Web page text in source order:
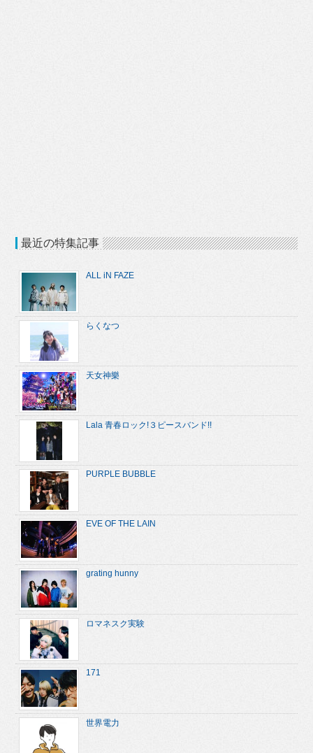
最近の特集記事
ALL iN FAZE
らくなつ
天女神樂
Lala 青春ロック!３ピースバンド!!
PURPLE BUBBLE
EVE OF THE LAIN
grating hunny
ロマネスク実験
171
世界電力